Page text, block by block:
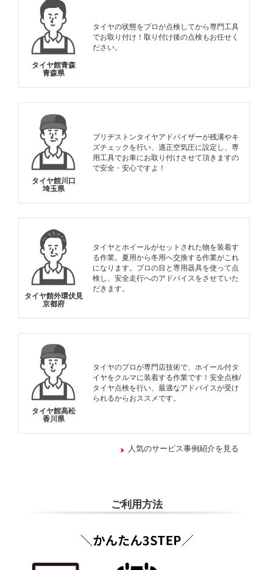
タイヤ館青森
青森県
タイヤの状態をプロが点検してから専門工具
でお取り付け！取り付け後の点検もお任せく
ださい。
タイヤ館川口
埼玉県
ブリヂストンタイヤアドバイザーが残溝やキ
ズチェックを行い、適正空気圧に設定し、専
用工具でお車にお取り付けさせて頂きますの
で安全・安心ですよ！
タイヤ館外環伏見
京都府
タイヤとホイールがセットされた物を装着す
る作業。夏用から冬用へ交換する作業がこれ
になります。プロの目と専用器具を使って点
検し、安全走行へのアドバイスをさせていた
だきます。
タイヤ館高松
香川県
タイヤのプロが専門店技術で、ホイール付タ
イヤをクルマに装着する作業です！安全点検/
タイヤ点検を行い、最適なアドバイスが受け
られるからおススメです。
人気のサービス事例紹介を見る
ご利用方法